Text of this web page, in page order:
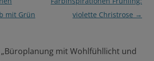
mit Grün
violette Christrose →
Büroplanung mit Wohlfühllicht und